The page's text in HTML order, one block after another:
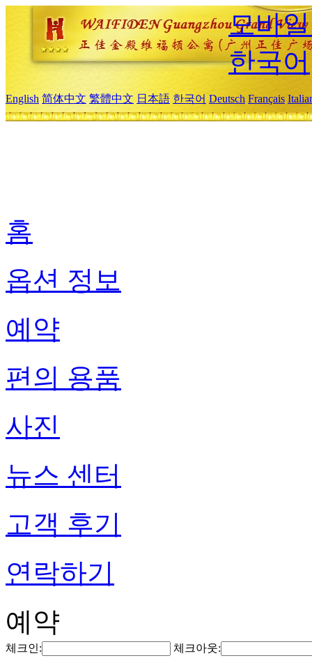
모바
한국어
English 简体中文 繁體中文 日本語 한국어 Deutsch Français
홈
옵션 정보
예약
편의 용품
사진
뉴스 센터
고객 후기
연락하기
예약
체크인: 체크아웃: